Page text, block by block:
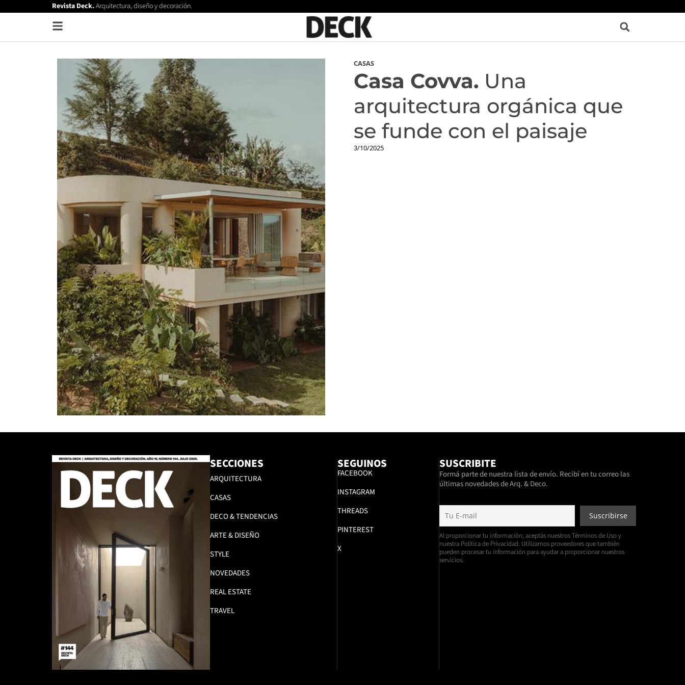
Revista Deck.Arquitectura, diseño y decoración.
CASAS
Casa Covva. Una
arquitectura orgánica que
se funde con el paisaje
3/10/2025
SECCIONES
ARQUITECTURA
CASAS
DECO & TENDENCIAS
ARTE & DISEÑO
STYLE
NOVEDADES
REAL ESTATE
TRAVEL
SEGUINOS
FACEBOOK
INSTAGRAM
THREADS
PINTEREST
X
SUSCRIBITE
Formá parte de nuestra lista de envío. Recibí en tu correo las
últimas novedades de Arq. & Deco.
Al proporcionar tu información, aceptás nuestros Términos de Uso y
nuestra Política de Privacidad. Utilizamos proveedores que también
pueden procesar tu información para ayudar a proporcionar nuestros
servicios.